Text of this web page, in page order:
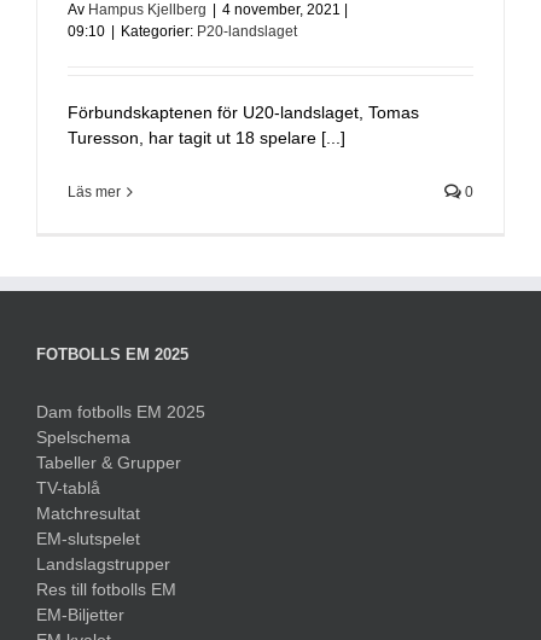
Av Hampus Kjellberg
4 november, 2021 |
09:10
Kategorier: P20-landslaget
Förbundskaptenen för U20-landslaget, Tomas
Turesson, har tagit ut 18 spelare [...]
Läs mer 0
FOTBOLLS EM 2025
Dam fotbolls EM 2025
Spelschema
Tabeller & Grupper
TV-tablå
Matchresultat
EM-slutspelet
Landslagstrupper
Res till fotbolls EM
EM-Biljetter